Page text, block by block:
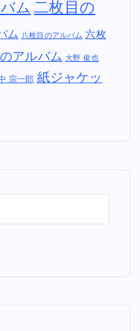
ム 二枚目の
ム 八枚目のアルバム 六枚
アルバム 大野 俊也
宗一郎 紙ジャケッ